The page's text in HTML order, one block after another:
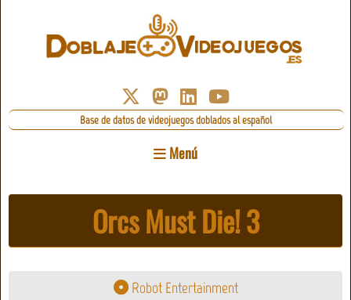
Base de datos de videojuegos doblados al español
Menú
Orcs Must Die! 3
Robot Entertainment